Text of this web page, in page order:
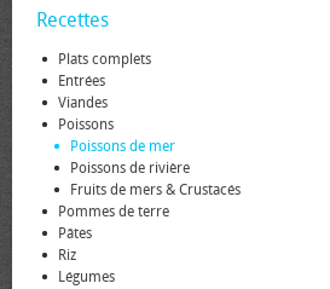
Recettes
Plats complets
Entrées
Viandes
Poissons
Poissons de mer
Poissons de rivière
Fruits de mers & Crustacés
Pommes de terre
Pâtes
Riz
Légumes